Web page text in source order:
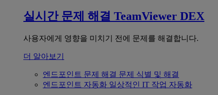
실시간 문제 해결 TeamViewer DEX
사용자에게 영향을 미치기 전에 문제를 해결합니다.
더 알아보기
엔드포인트 문제 해결 문제 식별 및 해결
엔드포인트 자동화 일상적인 IT 작업 자동화